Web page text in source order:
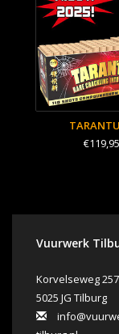
€119,95
Vuurwerk
Korvelseweg 257
5025 JG Tilburg